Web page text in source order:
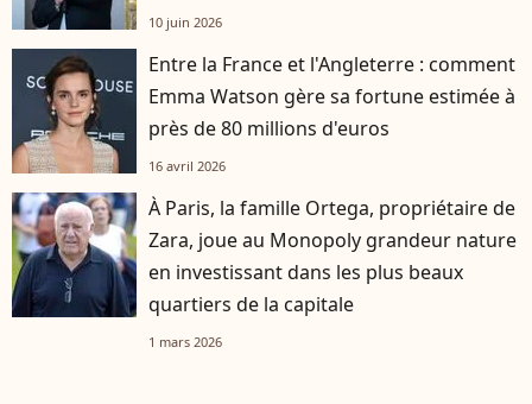
10 juin 2026
Entre la France et l'Angleterre : comment
Emma Watson gère sa fortune estimée à
près de 80 millions d'euros
16 avril 2026
À Paris, la famille Ortega, propriétaire de
Zara, joue au Monopoly grandeur nature
en investissant dans les plus beaux
quartiers de la capitale
1 mars 2026